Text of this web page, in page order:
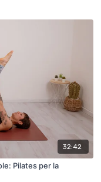
32:42
Pilates per la